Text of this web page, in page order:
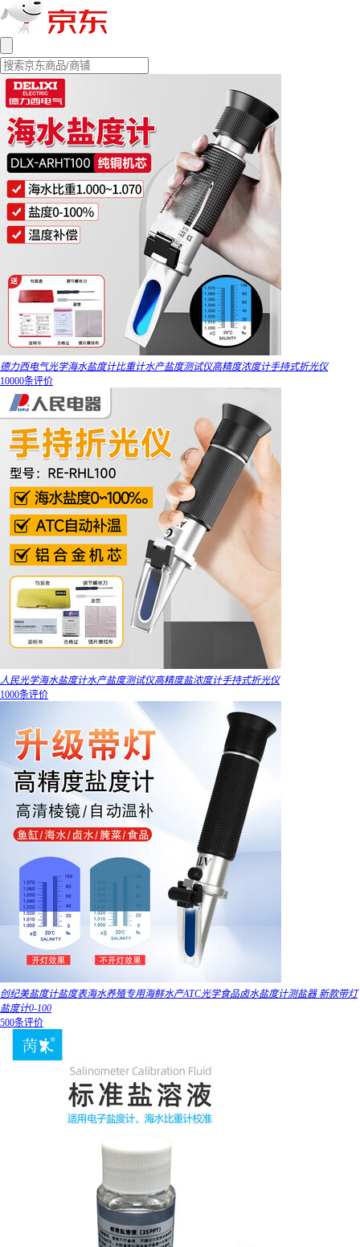
德力西电气光学海水盐度计比重计水产盐度测试仪高精度浓度计手持式折光仪
10000条评价
人民光学海水盐度计水产盐度测试仪高精度盐浓度计手持式折光仪
1000条评价
创纪美盐度计盐度表海水养殖专用海鲜水产ATC光学食品卤水盐度计测盐器 新款带灯
盐度计0-100
500条评价